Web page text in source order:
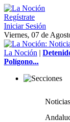
Regístrate
Iniciar Sesión
Viernes, 07 de
La Noción |
Polígono...